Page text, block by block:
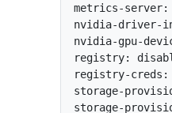
metrics-server:
nvidia-driver-
nvidia-gpu-
registry:
registry-creds:
storage-